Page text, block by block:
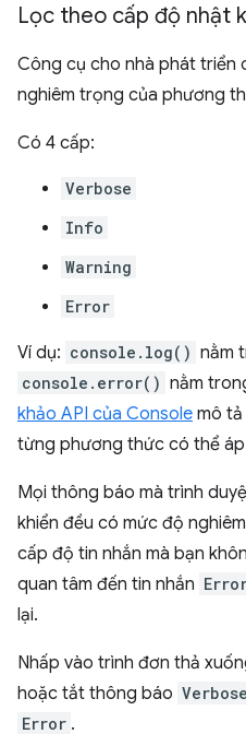
Lọc theo cấp độ nhật
Công cụ cho nhà phát triển
nghiêm trọng của phương
Có 4 cấp:
Verbose
Info
Warning
Error
Ví dụ: console.log() nằm
console.error() nằm
khảo API của Console mô
từng phương thức có thể
Mọi thông báo mà trình
khiển đều có mức độ
cấp độ tin nhắn mà bạn
quan tâm đến tin nhắn
lại.
Nhấp vào trình đơn thả
hoặc tắt thông báo Verbose
Error .